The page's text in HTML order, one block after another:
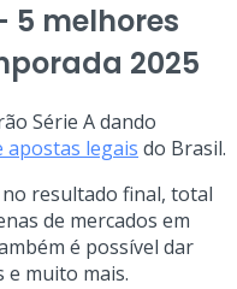
5 melhores
2025
Série A dando
apostas legais do Brasil.
resultado final, total
de mercados em
é possível dar
e muito mais.